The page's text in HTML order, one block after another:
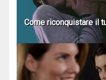
Come riconquistare il